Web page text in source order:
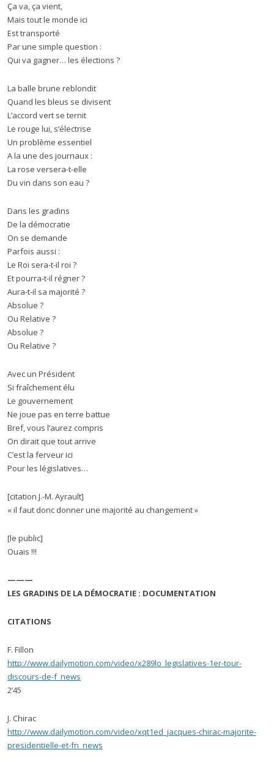
Ça va, ça vient,
Mais tout le monde ici
Est transporté
Par une simple question :
Qui va gagner… les élections ?
La balle brune reblondit
Quand les bleus se divisent
L’accord vert se ternit
Le rouge lui, s’électrise
Un problème essentiel
A la une des journaux :
La rose versera-t-elle
Du vin dans son eau ?
Dans les gradins
De la démocratie
On se demande
Parfois aussi :
Le Roi sera-t-il roi ?
Et pourra-t-il régner ?
Aura-t-il sa majorité ?
Absolue ?
Ou Relative ?
Absolue ?
Ou Relative ?
Avec un Président
Si fraîchement élu
Le gouvernement
Ne joue pas en terre battue
Bref, vous l’aurez compris
On dirait que tout arrive
C’est la ferveur ici
Pour les législatives…
[citation J.-M. Ayrault]
« il faut donc donner une majorité au changement »
[le public]
Ouais !!!
———
LES GRADINS DE LA DÉMOCRATIE : DOCUMENTATION
CITATIONS
F. Fillon
http://www.dailymotion.com/video/x289lo_legislatives-1er-tour-
discours-de-f_news
2’45
J. Chirac
http://www.dailymotion.com/video/xqt1ed_jacques-chirac-majorite-
presidentielle-et-fn_news